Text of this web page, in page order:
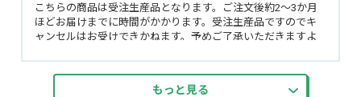
こちらの商品は受注生産品となります。ご注文後約2〜3か月
ほどお届けまでに時間がかかります。受注生産品ですのでキ
ャンセルはお受けできかねます。予めご了承いただきますよ
もっと見る